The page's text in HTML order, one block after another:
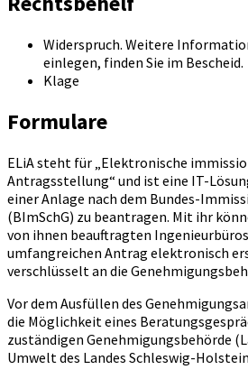
Widerspruch. Weitere
einlegen, finden Sie im Bescheid.
Klage
Formulare
ELiA steht für „Elektronische
Antragsstellung“ und ist eine IT-
einer Anlage nach dem Bundes-
(BImSchG) zu beantragen. Mit ihr
von ihnen beauftragten
umfangreichen Antrag elektronisch
verschlüsselt an die
Vor dem Ausfüllen des
die Möglichkeit eines
zuständigen Genehmigungsbehörde
Umwelt des Landes Schleswig-